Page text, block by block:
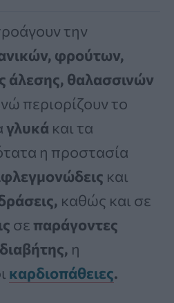
την
φρούτων,
άλεσης, θαλασσινών
περιορίζουν το
γλυκά και τα
η προστασία
και
καθώς και σε
σε παράγοντες
διαβήτης, η
καρδιοπάθειες.